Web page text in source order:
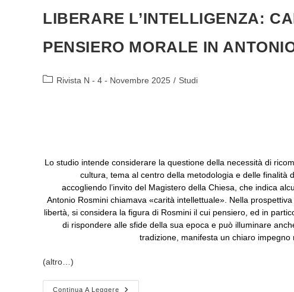
LIBERARE L’INTELLIGENZA:
PENSIERO MORALE IN
Categoria
Rivista N - 4 - Novembre 2025 / Studi
Lo studio intende considerare la questione della necessità di
cultura, tema al centro della metodologia e delle finalità
accogliendo l’invito del Magistero della Chiesa, che indica
Antonio Rosmini chiamava «carità intellettuale». Nella
libertà, si considera la figura di Rosmini il cui pensiero, ed in
di rispondere alle sfide della sua epoca e può illuminare
tradizione, manifesta un chiaro
(altro…)
Continua A Leggere